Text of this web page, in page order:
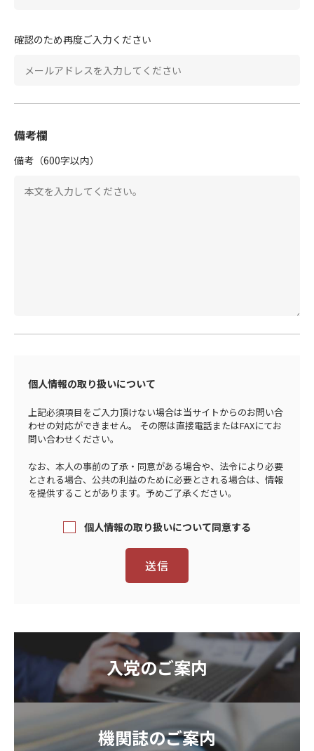
確認のため再度ご入力ください
備考欄
備考（600字以内）
個人情報の取り扱いについて
上記必須項目をご入力頂けない場合は当サイトからのお問い合
わせの対応ができません。 その際は直接電話またはFAXにてお
問い合わせください。
なお、本人の事前の了承・同意がある場合や、法令により必要
とされる場合、公共の利益のために必要とされる場合は、情報
を提供することがあります。予めご了承ください。
個人情報の取り扱いについて同意する
入党のご案内
機関誌のご案内